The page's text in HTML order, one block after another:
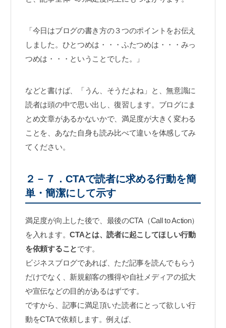
「今日はブログの書き方の３つのポイントをお伝え
しました。ひとつめは・・・ふたつめは・・・みっ
つめは・・・ということでした。」
などと書けば、「うん、そうだよね」と、無意識に
読者は頭の中で思い出し、復習します。ブログにま
とめ文章があるかないかで、満足度が大きく変わる
ことを、あなた自身も読み比べて違いを体感してみ
てください。
２－７．CTAで読者に求める行動を簡
単・簡潔にして示す
満足度が向上した後で、最後のCTA（Call to Action）
を入れます。CTAとは、読者に起こしてほしい行動
を依頼することです。
ビジネスブログであれば、ただ記事を読んでもらう
だけでなく、新規顧客の獲得や自社メディアの拡大
や宣伝などの目的があるはずです。
ですから、記事に満足頂いた読者にとって欲しい行
動をCTAで依頼します。例えば、